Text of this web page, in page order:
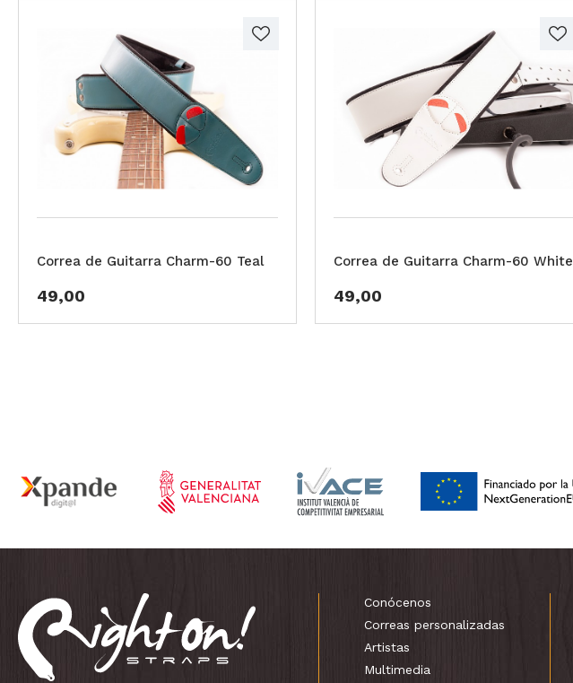
Correa de Guitarra Charm-60 Teal
49,00
Correa de Guitarra Charm-60 White
49,00
Conócenos
Correas personalizadas
Artistas
Multimedia